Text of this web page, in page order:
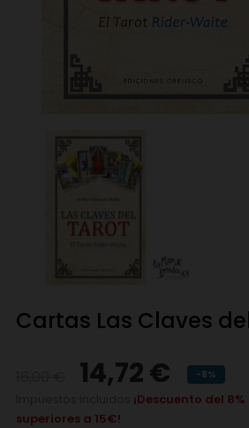
Cartas Las Claves
14,72 € -8%
¡Descuento del
superiores a 15€!